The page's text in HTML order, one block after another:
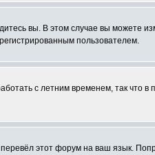
вы. В этом случае вы можете
пользователем.
с летним временем, так что
этот форум на ваш язык.